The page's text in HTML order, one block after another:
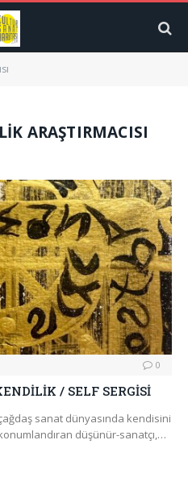
ARAŞTIRMACISI
0
/ SELF SERGİSİ
sanat dünyasında kendisini
düşünür-sanatçı,…